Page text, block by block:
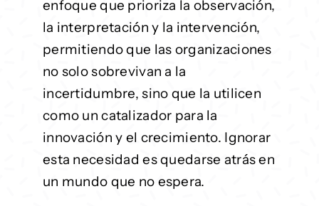
enfoque que prioriza la observación,
la interpretación y la intervención,
permitiendo que las organizaciones
no solo sobrevivan a la
incertidumbre, sino que la utilicen
como un catalizador para la
innovación y el crecimiento. Ignorar
esta necesidad es quedarse atrás en
un mundo que no espera.